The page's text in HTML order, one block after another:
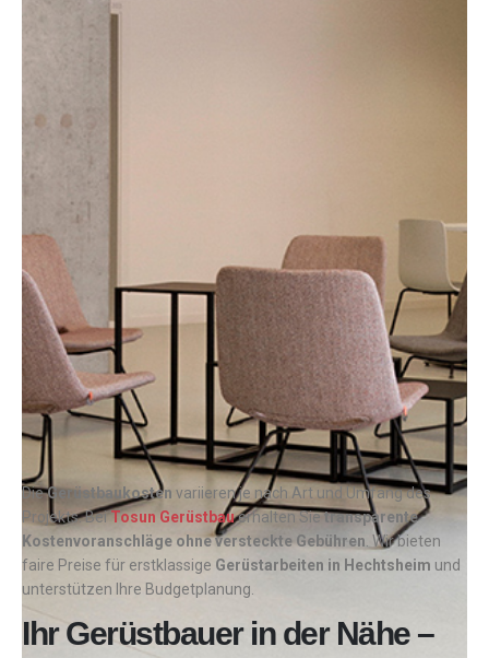
DieGerüstbaukosten variieren je nach Art und Umfang des
Projekts. BeiTosun Gerüstbauerhalten Sietransparente
Kostenvoranschläge ohne versteckte Gebühren . Wir bieten
faire Preise für erstklassige Gerüstarbeiten in Hechtsheim und
unterstützen Ihre Budgetplanung.
Ihr Gerüstbauer in der Nähe –